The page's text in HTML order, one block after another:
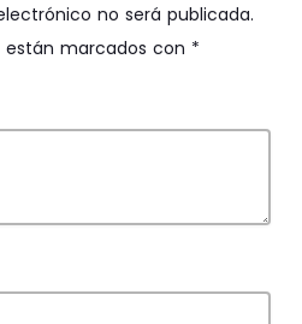
no será publicada.
están marcados con *